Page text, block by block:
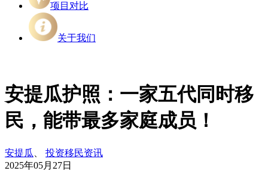
项目对比
关于我们
安提瓜护照：一家五代同时移
民，能带最多家庭成员！
安提瓜
投资移民资讯
2025年05月27日